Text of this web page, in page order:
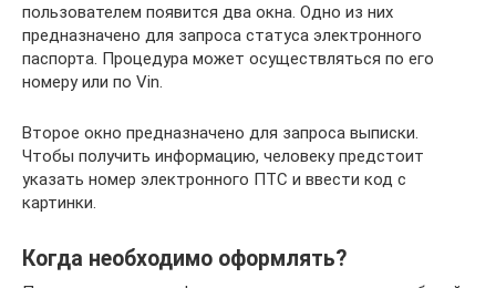
пользователем появится два окна. Одно из них
предназначено для запроса статуса электронного
паспорта. Процедура может осуществляться по его
номеру или по Vin.
Второе окно предназначено для запроса выписки.
Чтобы получить информацию, человеку предстоит
указать номер электронного ПТС и ввести код с
картинки.
Когда необходимо оформлять?